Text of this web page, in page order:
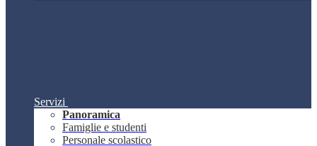
Servizi
Panoramica
Famiglie e studenti
Personale scolastico